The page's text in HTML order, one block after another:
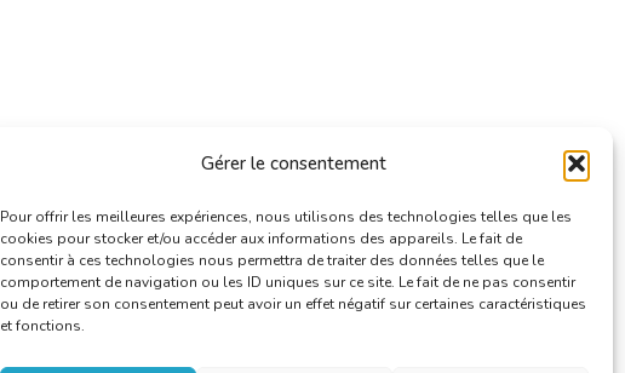
Gérer le consentement
Pour offrir les meilleures expériences, nous utilisons des technologies telles que les
cookies pour stocker et/ou accéder aux informations des appareils. Le fait de
consentir à ces technologies nous permettra de traiter des données telles que le
comportement de navigation ou les ID uniques sur ce site. Le fait de ne pas consentir
ou de retirer son consentement peut avoir un effet négatif sur certaines caractéristiques
et fonctions.